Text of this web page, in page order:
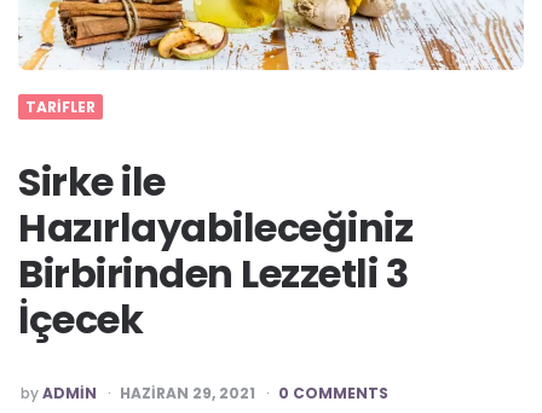
TARIFLER
Sirke ile
Hazırlayabileceğiniz
Birbirinden Lezzetli 3
İçecek
POSTED
byADMIN HAZIRAN 29, 2021 0 COMMENTS